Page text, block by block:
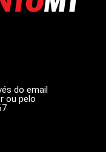
do email
ou pelo